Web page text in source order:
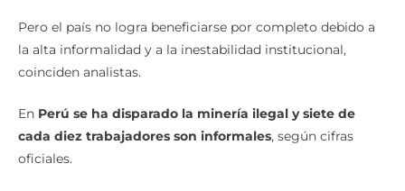
Pero el país no logra beneficiarse por completo debido a
la alta informalidad y a la inestabilidad institucional,
coinciden analistas.
En Perú se ha disparado la minería ilegal y siete de
cada diez trabajadores son informales, según cifras
oficiales.